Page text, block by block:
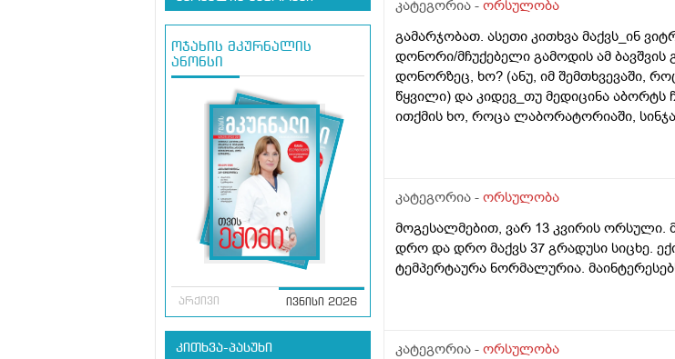
ოჯახის მკურნალის
ანონსი
არქივი ივნისი 2026
კითხვა-პასუხი
კატეგორია - ორსულობა
გამარჯობათ. ასეთი კითხვა მაქვს_ინ
დონორი/მჩუქებელი გამოდის ამ
დონორზეც, ხო? (ანუ, იმ შემთხვევაში,
წყვილი) და კიდევ_თუ მედიცინა აბორტს
ითქმის ხო, როცა ლაბორატორიაში,
კატეგორია - ორსულობა
მოგესალმებით, ვარ 13 კვირის ორსული.
დრო და დრო მაქვს 37 გრადუსი სიცხე.
ტემპერტაურა ნორმალურია.
კატეგორია - ორსულობა